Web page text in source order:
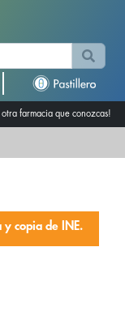
farmacia que conozcas!
copia de INE.